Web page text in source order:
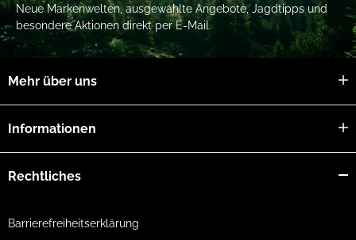
Neue Markenwelten, ausgewählte Angebote, Jagdtipps und
besondere Aktionen direkt per E-Mail.
Mehr über uns
Informationen
Rechtliches
Barrierefreiheitserklärung